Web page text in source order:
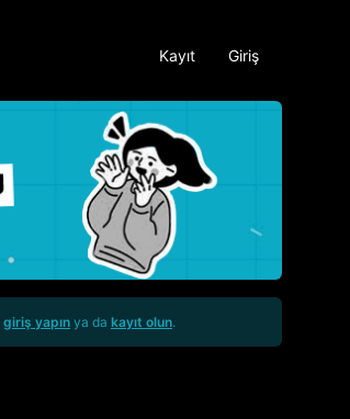
Kayıt Giriş
giriş yapın ya da kayıt olun.